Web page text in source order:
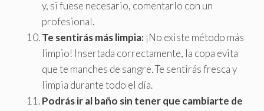
y, si fuese necesario, comentarlo con un
profesional.
Te sentirás más limpia:¡No existe método más
limpio! Insertada correctamente, la copa evita
que te manches de sangre. Te sentirás fresca y
limpia durante todo el día.
Podrás ir al baño sin tener que cambiarte de